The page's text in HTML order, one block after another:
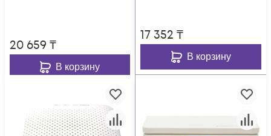
20 659 ₸
В корзину
17 352 ₸
В корзину